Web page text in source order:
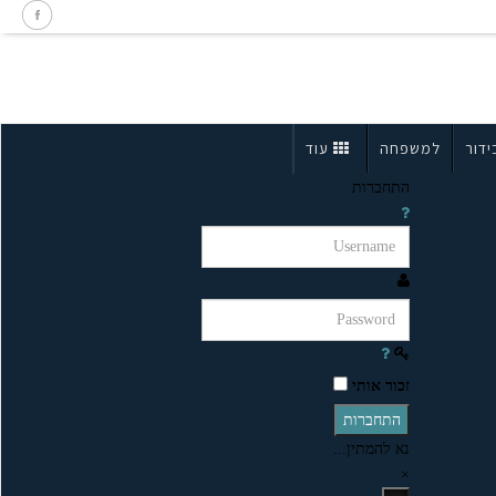
למשפחה עוד
התחברות
זכור אותי
התחברות
נא להמתין...
×